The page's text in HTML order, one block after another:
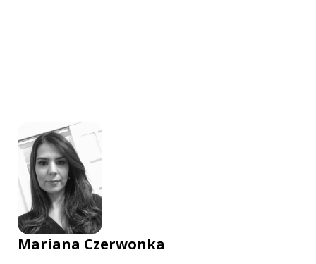
Mariana Czerwonka